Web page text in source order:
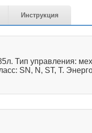
Инструкция
Тип управления:
SN, N, ST, T.